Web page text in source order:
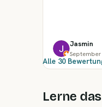
Jasmin
Alle 30
Lerne